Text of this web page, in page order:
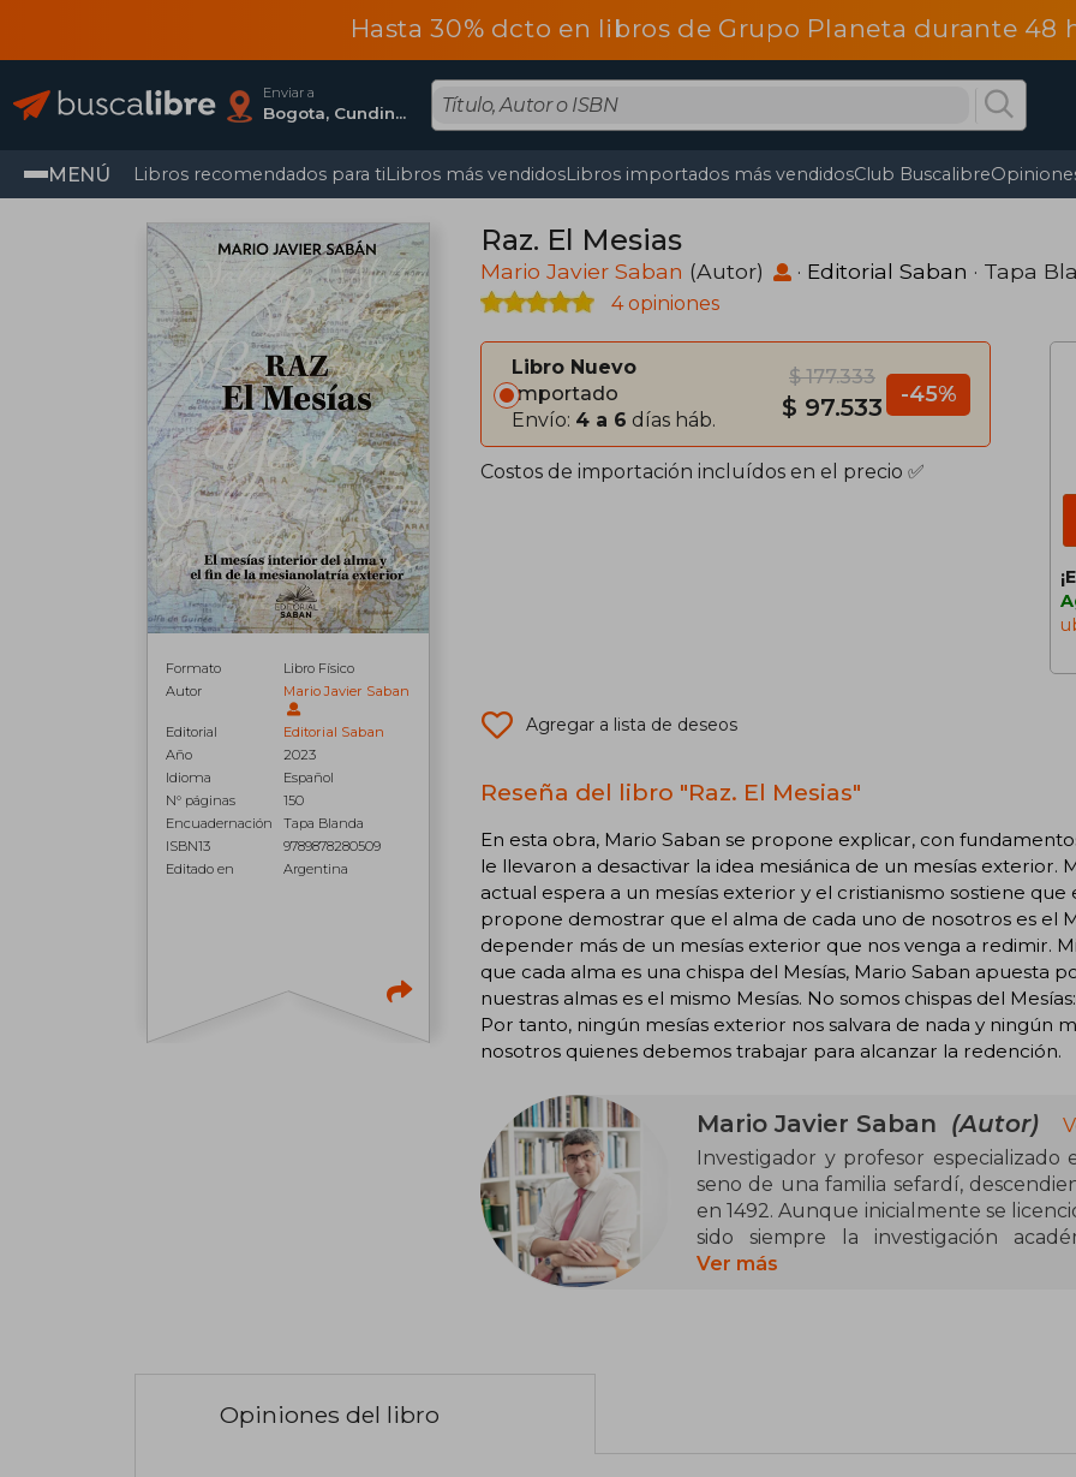
Hasta 30% dcto en libros de Grupo Planeta durante 48
Enviar a
Bogota, Cundinamarca
MENÚ Libros recomendados para tiLibros más vendidosLibros importados más vendidosClub Buscalibre
Formato
Libro Físico
Autor
Mario Javier Saban
Editorial
Editorial Saban
Año
2023
Idioma
Español
N° páginas
150
Encuadernación
Tapa Blanda
ISBN13
9789878280509
Editado en
Argentina
Raz. El Mesias
Mario Javier Saban (Autor) · Editorial Saban · Tapa
4 opiniones
Libro Nuevo
Importado
Envío: 4 a 6 días háb.
$ 177.333
$ 97.533 -45%
Costos de importación incluídos en el precio ✅
Agregar a lista de deseos
Reseña del libro "Raz. El Mesias"
En esta obra, Mario Saban se propone explicar, con
le llevaron a desactivar la idea mesiánica de un mesías exterior.
actual espera a un mesías exterior y el cristianismo sostiene que
propone demostrar que el alma de cada uno de nosotros es el
depender más de un mesías exterior que nos venga a redimir.
que cada alma es una chispa del Mesías, Mario Saban apuesta
nuestras almas es el mismo Mesías. No somos chispas del
Por tanto, ningún mesías exterior nos salvara de nada y ningún
nosotros quienes debemos trabajar para alcanzar la redención.
Mario Javier Saban (Autor)
Investigador y profesor especializado
seno de una familia sefardí,
en 1492. Aunque inicialmente se
sido siempre la investigación
académico con doctorados en
personal y la espiritualidad del ser
Ver más
Opiniones del libro